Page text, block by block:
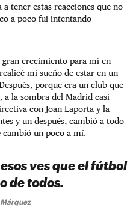
tener estas reacciones que no
a poco fui intentando
gran crecimiento para mí en
mi sueño de estar en un
porque era un club que
a la sombra del Madrid casi
con Joan Laporta y la
y un después, cambió a todo
un poco a mí.
ves que el fútbol
de todos.